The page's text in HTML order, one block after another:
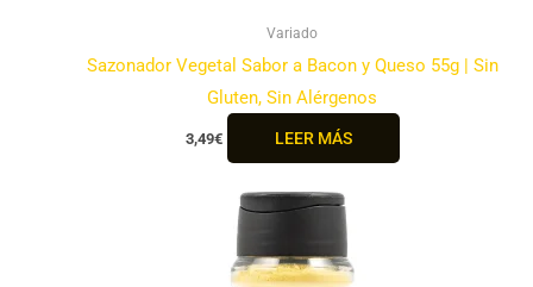
Variado
Sazonador Vegetal Sabor a Bacon y Queso 55g | Sin
Gluten, Sin Alérgenos
3,49€ LEER MÁS